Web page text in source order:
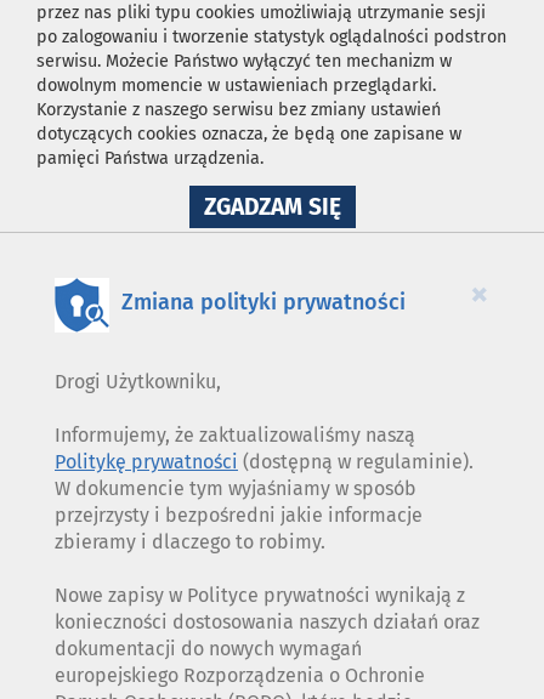
przez nas pliki typu cookies umożliwiają utrzymanie sesji
po zalogowaniu i tworzenie statystyk oglądalności podstron
serwisu. Możecie Państwo wyłączyć ten mechanizm w
dowolnym momencie w ustawieniach przeglądarki.
Korzystanie z naszego serwisu bez zmiany ustawień
dotyczących cookies oznacza, że będą one zapisane w
pamięci Państwa urządzenia.
ZGADZAM SIĘNA
WYKORZYSTANIE
×
Zmiana polityki prywatności
Drogi Użytkowniku,
Informujemy, że zaktualizowaliśmy naszą
Politykę prywatności (dostępną w regulaminie).
W dokumencie tym wyjaśniamy w sposób
przejrzysty i bezpośredni jakie informacje
zbieramy i dlaczego to robimy.
Nowe zapisy w Polityce prywatności wynikają z
konieczności dostosowania naszych działań oraz
dokumentacji do nowych wymagań
europejskiego Rozporządzenia o Ochronie